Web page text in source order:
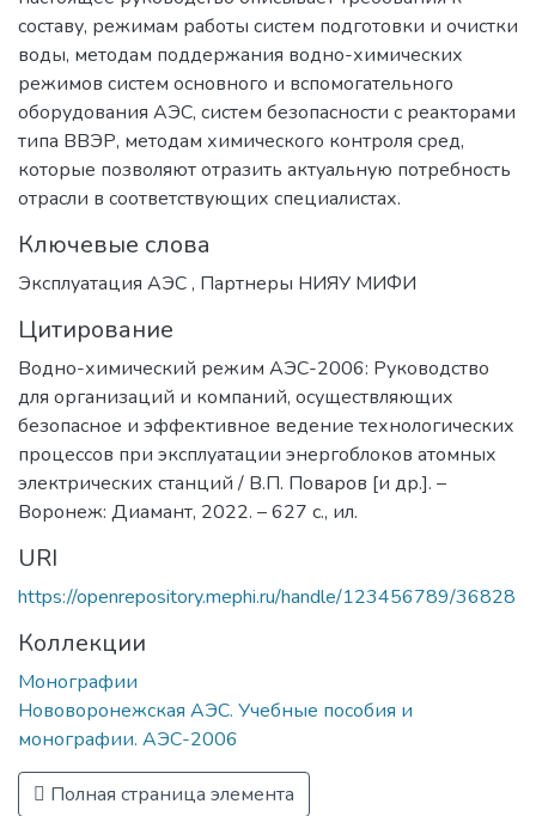
составу, режимам работы систем подготовки и очистки
воды, методам поддержания водно-химических
режимов систем основного и вспомогательного
оборудования АЭС, систем безопасности с реакторами
типа ВВЭР, методам химического контроля сред,
которые позволяют отразить актуальную потребность
отрасли в соответствующих специалистах.
Ключевые слова
Эксплуатация АЭС, Партнеры НИЯУ МИФИ
Цитирование
Водно-химический режим АЭС-2006: Руководство
для организаций и компаний, осуществляющих
безопасное и эффективное ведение технологических
процессов при эксплуатации энергоблоков атомных
электрических станций / В.П. Поваров [и др.]. –
Воронеж: Диамант, 2022. – 627 с., ил.
URI
https://openrepository.mephi.ru/handle/123456789/36828
Коллекции
Монографии
Нововоронежская АЭС. Учебные пособия и
монографии. АЭС-2006
Полная страница элемента